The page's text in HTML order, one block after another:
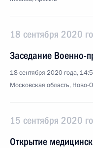
18 сентября 2020
Заседание Военно-
18 сентября 2020 года,
Московская область, Ново-
15 сентября 2020
Открытие